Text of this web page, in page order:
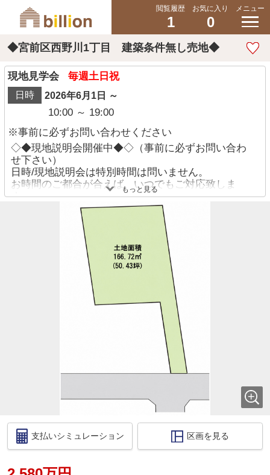
閲覧履歴
1
お気に入り
0
メニュー
◆宮前区西野川1丁目 建築条件無し売地◆
現地見学会 毎週土日祝
日時 2026年6月1日 ～
10:00 ～ 19:00
※事前に必ずお問い合わせください
◇◆現地説明会開催中◆◇（事前に必ずお問い合わ
せ下さい）
日時/現地説明会は特別時間は問いません。
お時間のご都合が合えば、いつでもご対応致しま
す。
お気軽にお申し付け下さい。
◇貴重なお時間の中で、ご希望の情報をご案内しま
お客様のご都合に合わせて、短時間のご案内も可♪
じっくりと沢山の物件情報のご案内も可♪ ご都合に
合わせたご紹介をします♪
～おおよその所要時間や内容は、下記をご参考くだ
〇ご希望条件のご相談（30分～）
ご来場の際は、事前にご予約をお願いします♪
◆◇住宅ローン相談会のお知らせ◇◆
当社では、個別で住宅ローンの相談会を実施してお
ります。
実際に物件をご覧いただき現地にて月々のお支払い
を試算致します。
もっと見る
支払いシミュレーション 区画を見る